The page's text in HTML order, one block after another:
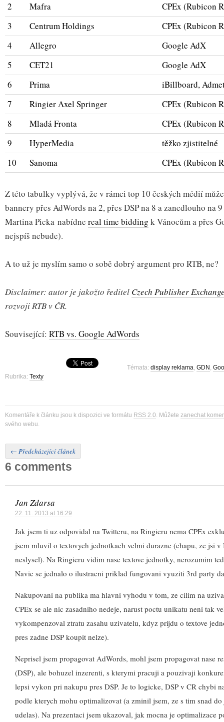
2
Mafra
CPEx (Rubicon
3
Centrum Holdings
CPEx (Rubicon
4
Allegro
Google AdX
5
CET21
Google AdX
6
Prima
iBillboard,
7
Ringier Axel Springer
CPEx (Rubicon
8
Mladá Fronta
CPEx (Rubicon
9
HyperMedia
těžko zjistitelné
10
Sanoma CPEx (Rubicon
Z této tabulky vyplývá, že v rámci top 10 českých médií
bannery přes AdWords na 2, přes DSP na 8 a zanedlouho na
Martina Picka nabídne real time bidding k Vánocům a přes
nejspíš nebude).
A to už je myslím samo o sobě dobrý argument pro RTB, ne?
Disclaimer: autor je jakožto ředitel Czech Publisher
rozvoji RTB v ČR.
Související: RTB vs. Google AdWords
Témata: display reklama, GDN ,
Rubrika: Texty
Komentáře k článku jsou k dispozici ve formátu RSS 2.0. Můžete zanechat
svého webu.
← Předcházející článek
6 comments
Jan Zdarsa
22. 11. 2013 at 16:29
Jak jsem ti uz odpovidal na Twitteru, na Ringieru nema CPEx
jsem mluvil o textovych jednotkach velmi durazne (chapu, ze jsi
neslysel). Na Ringieru vidim nase textove jednotky, nerozumim
Navic se jednalo o ilustracni priklad fungovani vyuziti 3rd party
Nakupovani na publika ma hlavni vyhodu v tom, ze cilim na
CPEx se ale nic zasadniho nedeje, narust poctu unikatu neni tak
vykompenzoval ztratu zasahu uzivatelu, kdyz prijdu o textove
pres zadne DSP koupit nelze).
Neprisel jsem propagovat AdWords, mohl jsem propagovat nase
(DSP), ale bohuzel inzerenti, s kterymi pracuji a pouzivaji
lepsi vykon pri nakupu pres DSP. Je to logicke, DSP v CR chybi
podle kterych mohu optimalizovat (a zminil jsem, ze s tim snad
udelas). Na prezentaci jsem ukazoval, jak mocna je optimalizace